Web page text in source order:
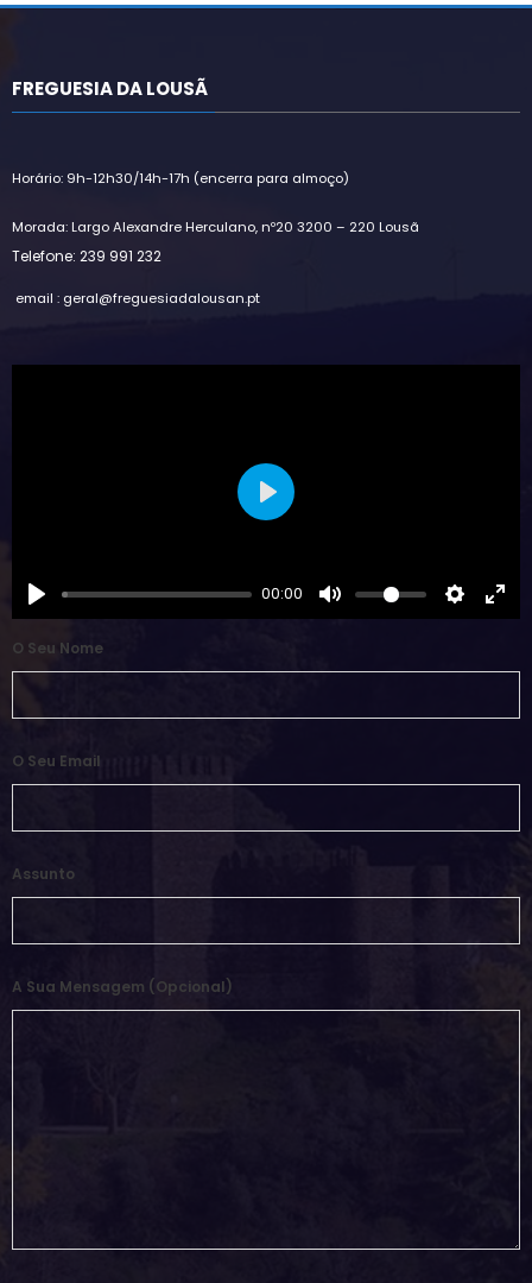
FREGUESIA DA LOUSÃ
Horário: 9h-12h30/14h-17h (encerra para almoço)
Morada: Largo Alexandre Herculano, nº20 3200 – 220 Lousã
Telefone: 239 991 232
email : geral@freguesiadalousan.pt
00:00
Play
O Seu Nome
O Seu Email
Assunto
A Sua Mensagem (opcional)